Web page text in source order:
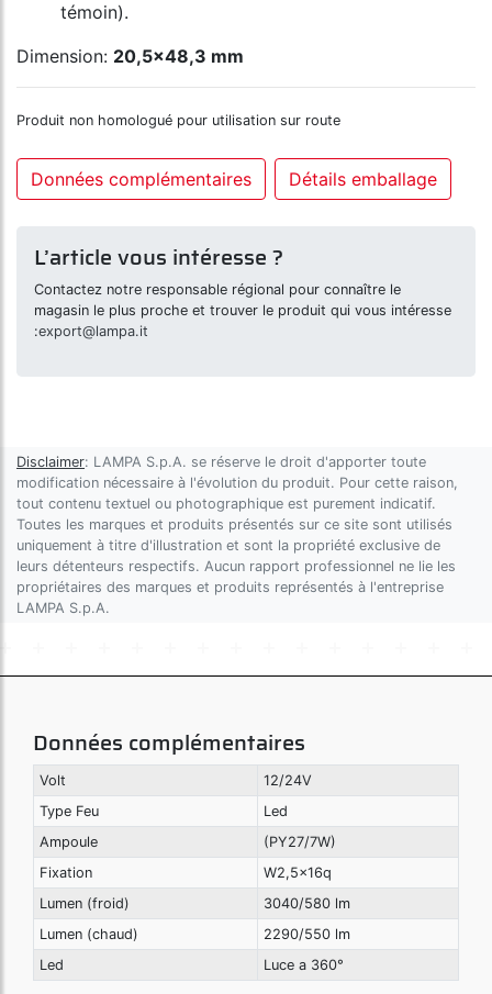
témoin).
Dimension: 20,5x48,3 mm
Produit non homologué pour utilisation sur route
Données complémentaires Détails emballage
L’article vous intéresse ?
Contactez notre responsable régional pour connaître le
magasin le plus proche et trouver le produit qui vous intéresse
:export@lampa.it
Disclaimer: LAMPA S.p.A. se réserve le droit d'apporter toute
modification nécessaire à l'évolution du produit. Pour cette raison,
tout contenu textuel ou photographique est purement indicatif.
Toutes les marques et produits présentés sur ce site sont utilisés
uniquement à titre d'illustration et sont la propriété exclusive de
leurs détenteurs respectifs. Aucun rapport professionnel ne lie les
propriétaires des marques et produits représentés à l'entreprise
LAMPA S.p.A.
Données complémentaires
Volt
12/24V
Type Feu
Led
Ampoule
(PY27/7W)
Fixation
W2,5x16q
Lumen (froid)
3040/580 lm
Lumen (chaud)
2290/550 lm
Led
Luce a 360°